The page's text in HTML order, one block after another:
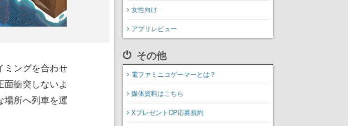
ミングを合わせ
衝突しないよ
場所へ列車を運
女性向け
アプリレビュー
その他
電ファミニコゲーマーとは？
媒体資料はこちら
XプレゼントCP応募規約